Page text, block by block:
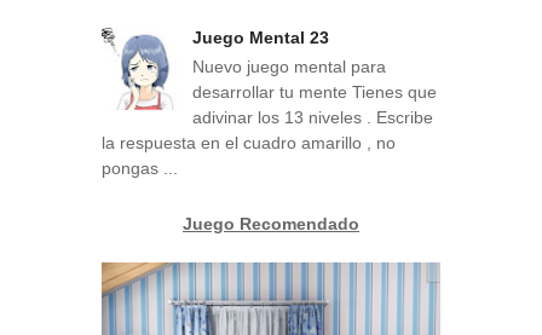
Juego Mental 23
Nuevo juego mental para
desarrollar tu mente Tienes que
adivinar los 13 niveles . Escribe
la respuesta en el cuadro amarillo , no
pongas ...
Juego Recomendado